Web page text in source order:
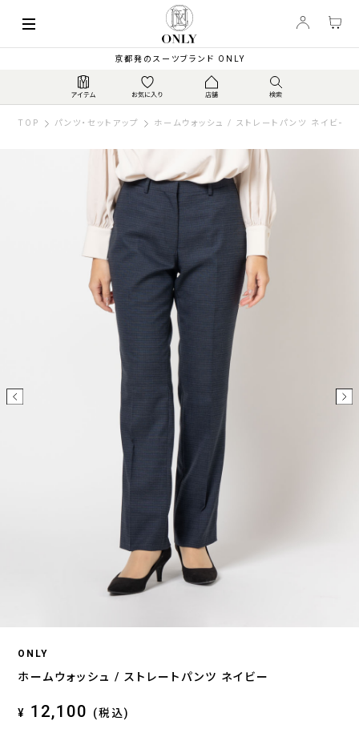
京都発のスーツブランド ONLY
TOP パンツ・セットアップ ホームウォッシュ / ストレートパンツ ネイビー
ONLY
ホームウォッシュ / ストレートパンツ ネイビー
¥ 12,100 (税込)